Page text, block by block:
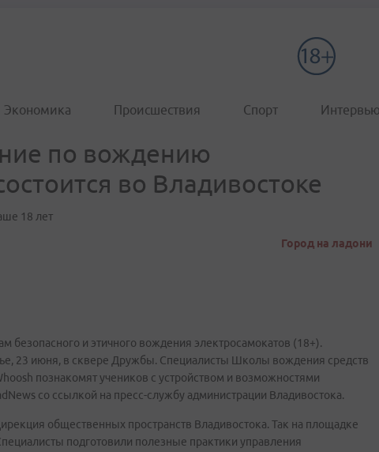
Экономика Происшествия Спорт Интервью
по вождению
во Владивостоке
18 лет
Город на ладони
безопасного и этичного вождения электросамокатов (18+).
23 июня, в сквере Дружбы. Специалисты Школы вождения средств
познакомят учеников с устройством и возможностями
со ссылкой на пресс-службу администрации Владивостока.
общественных пространств Владивостока. Так на площадке
подготовили полезные практики управления